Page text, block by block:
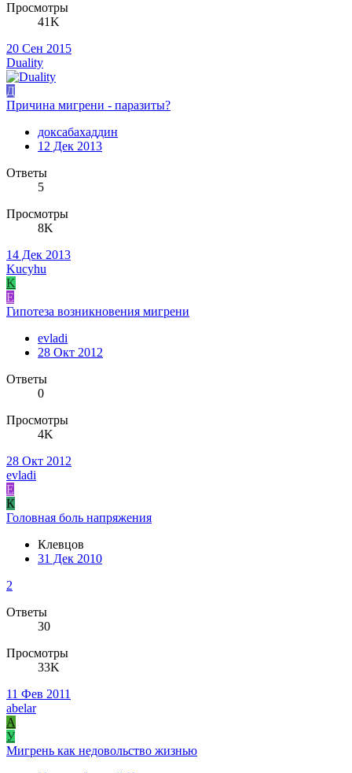
Просмотры
41K
20 Сен 2015
Duality
Д
Причина мигрени - паразиты?
доксабахаддин
12 Дек 2013
Ответы
5
Просмотры
8K
14 Дек 2013
Kucyhu
K
E
Гипотеза возникновения мигрени
evladi
28 Окт 2012
Ответы
0
Просмотры
4K
28 Окт 2012
evladi
E
К
Головная боль напряжения
Клевцов
31 Дек 2010
2
Ответы
30
Просмотры
33K
11 Фев 2011
abelar
A
У
Мигрень как недовольство жизнью